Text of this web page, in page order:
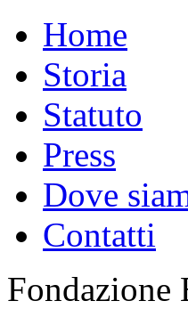
Home
Storia
Statuto
Press
Dove
Contatti
Fondazione